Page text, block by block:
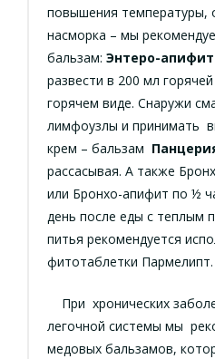
повышения температуры,
насморка – мы
бальзам: Энтеро-апифит
развести в 200 мл
горячем виде. Снаружи
лимфоузлы и принимать
крем – бальзам
рассасывая. А также
или Бронхо-апифит по ½
день после еды с теплым
питья рекомендуется
фитотаблетки Пармелипт.
При хронических
легочной системы мы
медовых бальзамов,